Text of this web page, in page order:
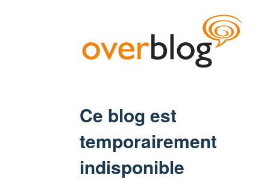
Ce blog est
temporairement
indisponible